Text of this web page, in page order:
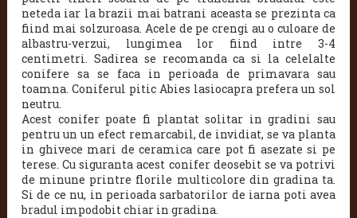
neteda iar la brazii mai batrani aceasta se prezinta ca
fiind mai solzuroasa. Acele de pe crengi au o culoare de
albastru-verzui, lungimea lor fiind intre 3-4
centimetri. Sadirea se recomanda ca si la celelalte
conifere sa se faca in perioada de primavara sau
toamna. Coniferul pitic Abies lasiocapra prefera un sol
neutru.
Acest conifer poate fi plantat solitar in gradini sau
pentru un un efect remarcabil, de invidiat, se va planta
in ghivece mari de ceramica care pot fi asezate si pe
terese. Cu siguranta acest conifer deosebit se va potrivi
de minune printre florile multicolore din gradina ta.
Si de ce nu, in perioada sarbatorilor de iarna poti avea
bradul impodobit chiar in gradina.